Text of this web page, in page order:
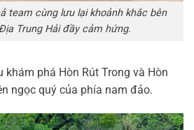
team cùng lưu lại khoảnh khắc bên
Trung Hải đầy cảm hứng.
khám phá Hòn Rút Trong và Hòn
ngọc quý của phía nam đảo.